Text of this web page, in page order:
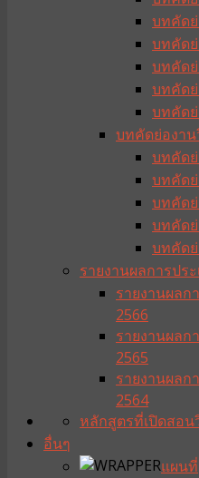
บทคัด
บทคัด
บทคัด
บทคัด
บทคัดย่
บทคัดย่องาน
บทคัด
บทคัด
บทคัด
บทคัด
บทคัดย่
รายงานผลการปร
รายงานผลก
2566
รายงานผลก
2565
รายงานผลก
2564
หลักสูตรที่เปิดสอน
อื่นๆ
แผนที่